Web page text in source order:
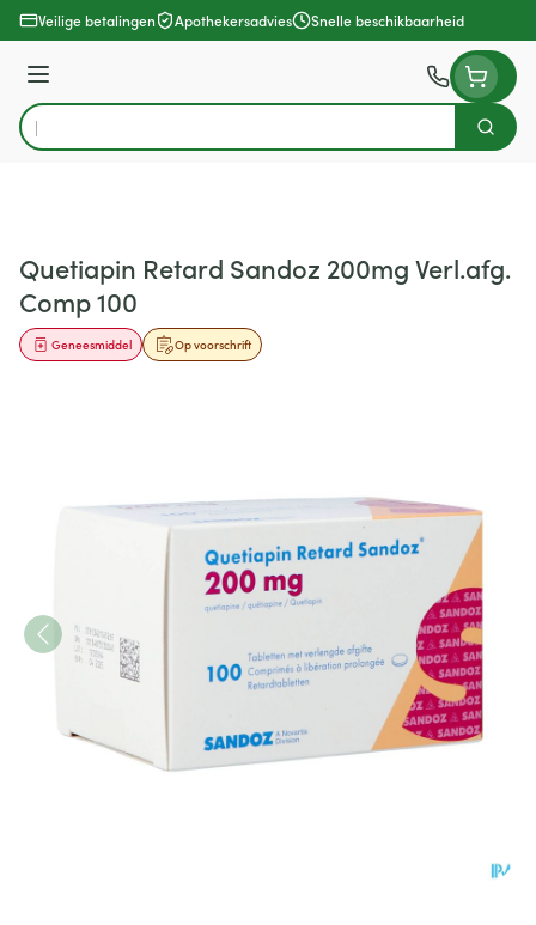
Ga naar de inhoud
Veilige betalingen Apothekersadvies Snelle beschikbaarheid
Menu
Product, merk, categorie...
Zoek
Quetiapin Retard Sandoz 200mg Verl.afg.
Comp 100
Op voorschrift
Geneesmiddel